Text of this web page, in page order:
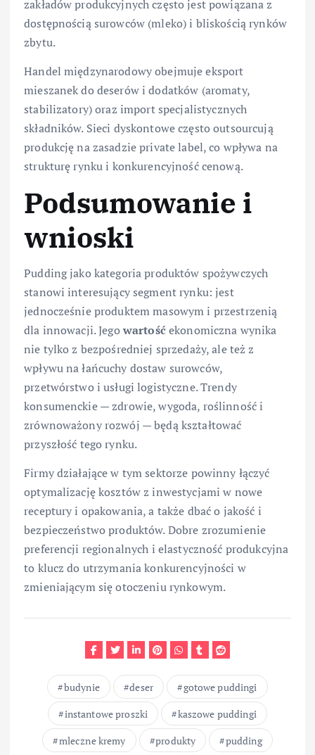
zakładów produkcyjnych często jest powiązana z
dostępnością surowców (mleko) i bliskością rynków
zbytu.
Handel międzynarodowy obejmuje eksport
mieszanek do deserów i dodatków (aromaty,
stabilizatory) oraz import specjalistycznych
składników. Sieci dyskontowe często outsourcują
produkcję na zasadzie private label, co wpływa na
strukturę rynku i konkurencyjność cenową.
Podsumowanie i
wnioski
Pudding jako kategoria produktów spożywczych
stanowi interesujący segment rynku: jest
jednocześnie produktem masowym i przestrzenią
dla innowacji. Jegowartość ekonomiczna wynika
nie tylko z bezpośredniej sprzedaży, ale też z
wpływu na łańcuchy dostaw surowców,
przetwórstwo i usługi logistyczne. Trendy
konsumenckie — zdrowie, wygoda, roślinność i
zrównoważony rozwój — będą kształtować
przyszłość tego rynku.
Firmy działające w tym sektorze powinny łączyć
optymalizację kosztów z inwestycjami w nowe
receptury i opakowania, a także dbać o jakość i
bezpieczeństwo produktów. Dobre zrozumienie
preferencji regionalnych i elastyczność produkcyjna
to klucz do utrzymania konkurencyjności w
zmieniającym się otoczeniu rynkowym.
budynie deser
gotowe puddingi
instantowe proszki
kaszowe puddingi
mleczne kremy
produkty
pudding